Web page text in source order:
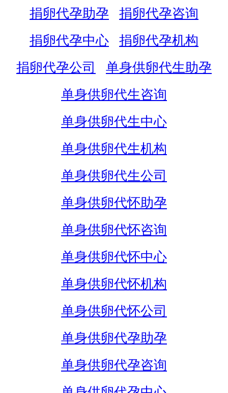
捐卵代孕助孕
捐卵代孕咨询
捐卵代孕中心
捐卵代孕机构
捐卵代孕公司
单身供卵代生助孕
单身供卵代生咨询
单身供卵代生中心
单身供卵代生机构
单身供卵代生公司
单身供卵代怀助孕
单身供卵代怀咨询
单身供卵代怀中心
单身供卵代怀机构
单身供卵代怀公司
单身供卵代孕助孕
单身供卵代孕咨询